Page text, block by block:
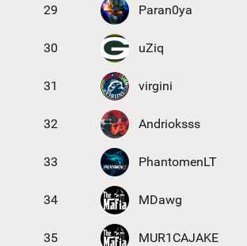
29 Paran0ya
30 uZiq
31 virgini
32 Andrioksss
33 PhantomenLT
34 MDawg
35 MUR1CAJAKE